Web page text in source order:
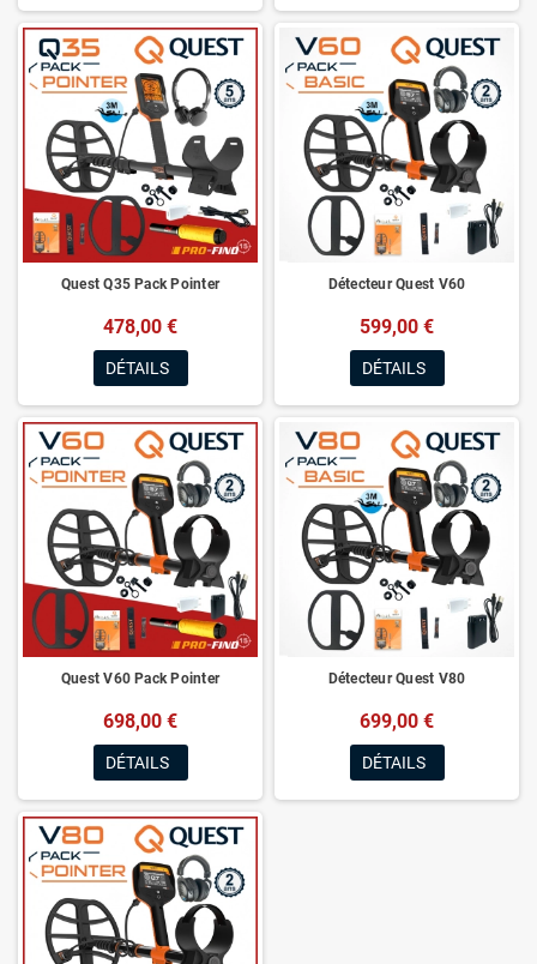
Quest Q35 Pack Pointer
478,00 €
DÉTAILS
Détecteur Quest V60
599,00 €
DÉTAILS
Quest V60 Pack Pointer
698,00 €
DÉTAILS
Détecteur Quest V80
699,00 €
DÉTAILS